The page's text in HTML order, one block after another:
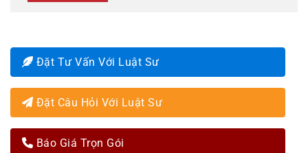
Đặt Tư Vấn Với Luật Sư
Đặt Câu Hỏi Với Luật Sư
Báo Giá Trọn Gói